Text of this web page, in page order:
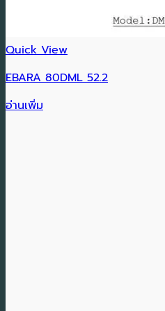
Quick View
EBARA 80DML 52.2
อ่านเพิ่ม